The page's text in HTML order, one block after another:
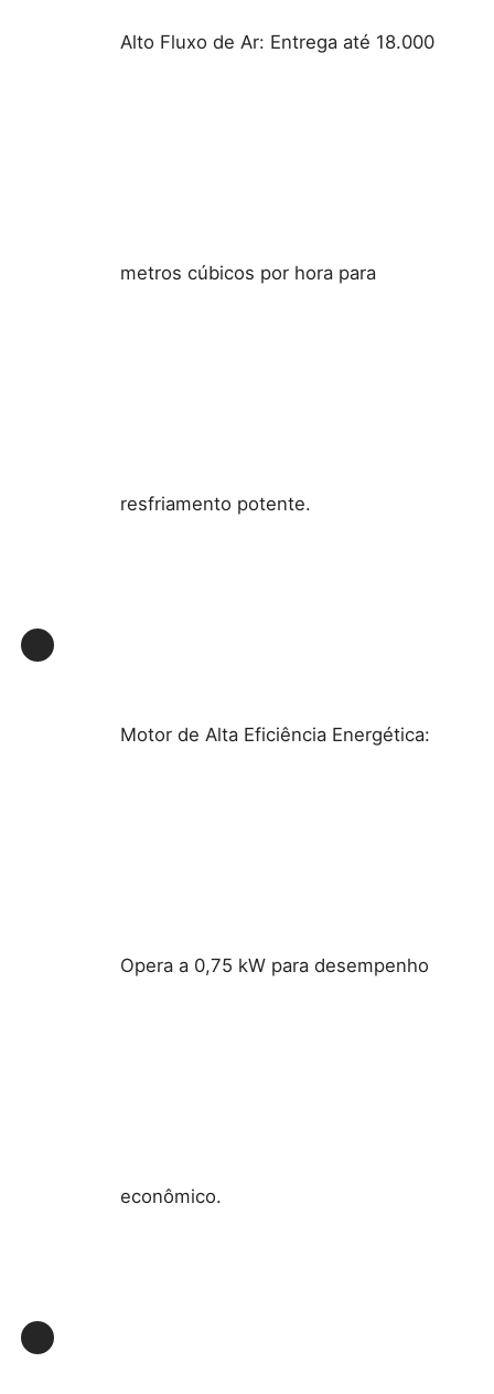
Controle de Qualidade
Alto Fluxo de Ar: Entrega até 18.000
metros cúbicos por hora para
resfriamento potente.
Motor de Alta Eficiência Energética:
Opera a 0,75 kW para desempenho
econômico.